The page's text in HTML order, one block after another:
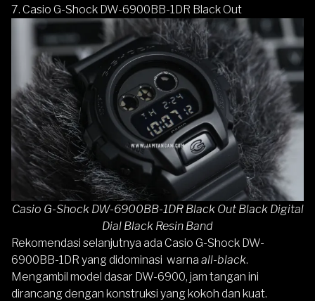
7. Casio G-Shock DW-6900BB-1DR Black Out
Casio G-Shock DW-6900BB-1DR Black Out Black Digital
Dial Black Resin Band
Rekomendasi selanjutnya ada Casio G-Shock DW-
6900BB-1DR yang didominasi warna all-black.
Mengambil model dasar DW-6900, jam tangan ini
dirancang dengan konstruksi yang kokoh dan kuat.